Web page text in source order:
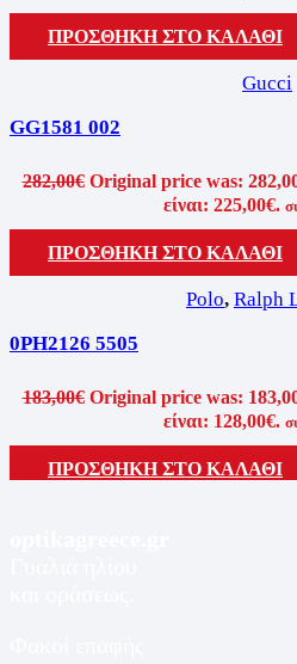
ΠΡΟΣΘΗΚΗ ΣΤΟ ΚΑΛΑΘΙ
Gucci
GG1581 002
282,00€ Original price was:
είναι: 225,00€.
ΠΡΟΣΘΗΚΗ ΣΤΟ ΚΑΛΑΘΙ
Polo, Ralph
0PH2126 5505
183,00€ Original price was:
είναι: 128,00€.
ΠΡΟΣΘΗΚΗ ΣΤΟ ΚΑΛΑΘΙ